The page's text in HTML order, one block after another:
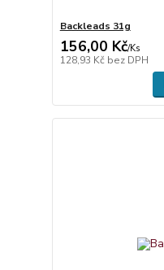
Backleads 31g
156,00 Kč/Ks
128,93 Kč bez DPH